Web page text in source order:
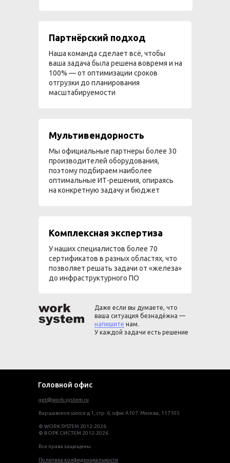
Мультивендорность
Мы официальные партнеры более 30
производителей оборудования,
поэтому подбираем наиболее
оптимальные ИТ-решения, опираясь
на конкретную задачу и бюджет
Комплексная экспертиза
У наших специалистов более 70
сертификатов в разных областях, что
позволяет решать задачи от «железа»
до инфраструктурного ПО
Партнёрский подход
Наша команда сделает всё, чтобы
ваша задача была решена вовремя и на
100% — от оптимизации сроков
отгрузки до планирования
масштабируемости
Даже если вы думаете, что
ваша ситуация безнадёжна —
напишите нам.
У каждой задачи есть решение
get@work-system.ru
Варшавское шоссе д.1, стр. 6, офис А107. Москва, 117105
© WORK SYSTEM 2012-2026
© ВОРК СИСТЕМ 2012-2026
Все права защищены
Политика конфиденциальности
Головной офис